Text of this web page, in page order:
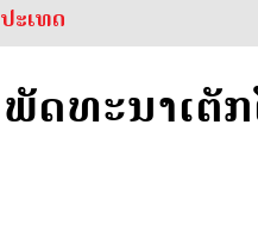
ະເທດ
ພັດທະນາເຕັ